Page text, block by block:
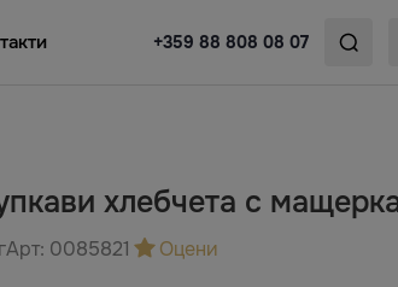
+359 88 808 08 07
хлебчета с
Арт: 0085821 Оцени